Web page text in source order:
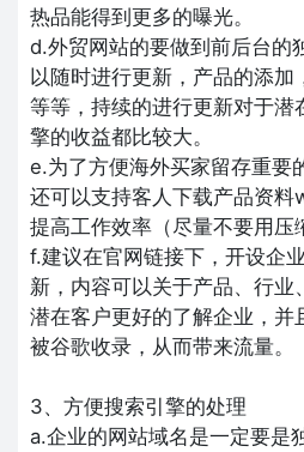
热品能得到更多的曝光。
d.外贸网站的要做到前后台的
以随时进行更新，产品的添加
等等，持续的进行更新对于潜
擎的收益都比较大。
e.为了方便海外买家留存重要
还可以支持客人下载产品资
提高工作效率（尽量不要用压
f.建议在官网链接下，开设企
新，内容可以关于产品、行业
潜在客户更好的了解企业，并
被谷歌收录，从而带来流量。
3、方便搜索引擎的处理
a.企业的网站域名是一定要是